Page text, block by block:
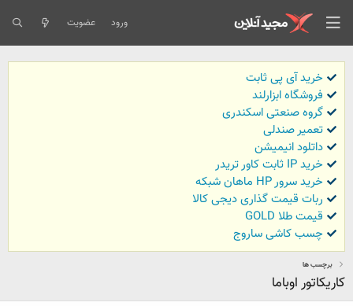
ورود عضویت
خرید آی پی ثابت
فروشگاه ابزارلند
گروه صنعتی اسکندری
تعمیر صندلی
داتلود انیمیشن
خرید IP ثابت کاور تریدر
خرید سرور HP ماهان شبکه
ربات قیمت گذاری دیجی کالا
قیمت طلا GOLD
چسب کاشی ساروج
برچسب ها
کاریکاتور اوباما